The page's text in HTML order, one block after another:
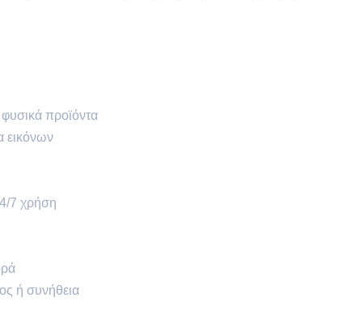
φυσικά προϊόντα
εικόνων
7 χρήση
ή συνήθεια